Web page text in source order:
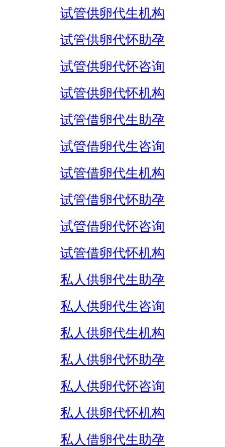
试管供卵代生机构
试管供卵代怀助孕
试管供卵代怀咨询
试管供卵代怀机构
试管借卵代生助孕
试管借卵代生咨询
试管借卵代生机构
试管借卵代怀助孕
试管借卵代怀咨询
试管借卵代怀机构
私人供卵代生助孕
私人供卵代生咨询
私人供卵代生机构
私人供卵代怀助孕
私人供卵代怀咨询
私人供卵代怀机构
私人借卵代生助孕